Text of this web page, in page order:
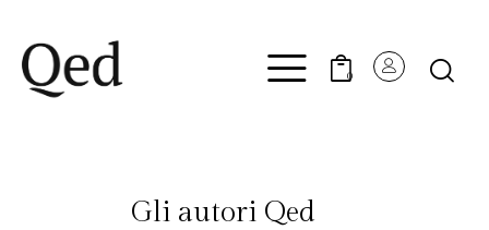
0
Gli autori Qed